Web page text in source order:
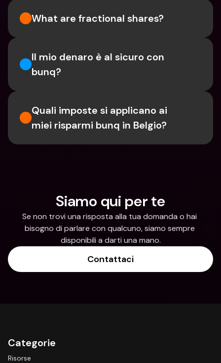
What are fractional shares?
Il mio denaro è al sicuro con
bunq?
Quali imposte si applicano ai
miei risparmi bunq in Belgio?
Siamo qui per te
Se non trovi una risposta alla tua domanda o hai
bisogno di parlare con qualcuno, siamo sempre
disponibili a darti una mano.
Contattaci
Categorie
Risorse